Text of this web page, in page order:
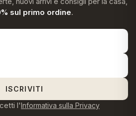
sul primo ordine.
ISCRIVITI
l'Informativa sulla Privacy